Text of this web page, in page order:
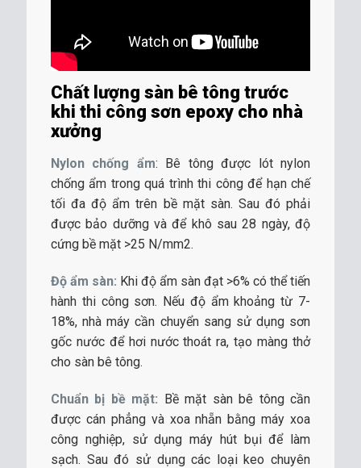
Chất lượng sàn bê tông trước
khi thi công sơn epoxy cho nhà
xưởng
Nylon chống ẩm: Bê tông được lót nylon
chống ẩm trong quá trình thi công để hạn chế
tối đa độ ẩm trên bề mặt sàn. Sau đó phải
được bảo dưỡng và để khô sau 28 ngày, độ
cứng bề mặt >25 N/mm2.
Độ ẩm sàn: Khi độ ẩm sàn đạt >6% có thể tiến
hành thi công sơn. Nếu độ ẩm khoảng từ 7-
18%, nhà máy cần chuyển sang sử dụng sơn
gốc nước để hơi nước thoát ra, tạo màng thở
cho sàn bê tông.
Chuẩn bị bề mặt: Bề mặt sàn bê tông cần
được cán phẳng và xoa nhẵn bằng máy xoa
công nghiệp, sử dụng máy hút bụi để làm
sạch. Sau đó sử dụng các loại keo chuyên